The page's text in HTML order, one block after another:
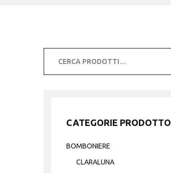
CATEGORIE PRODOTTO
BOMBONIERE
CLARALUNA